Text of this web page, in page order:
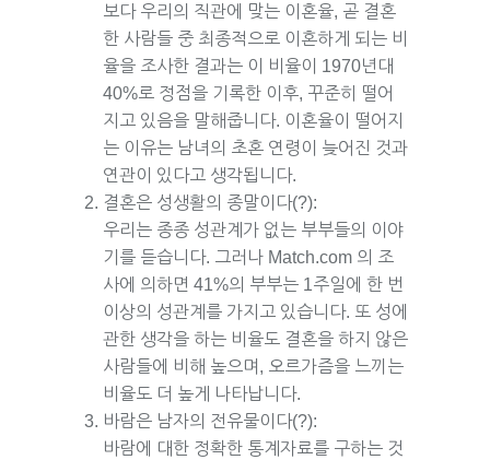
보다 우리의 직관에 맞는 이혼율, 곧 결혼
한 사람들 중 최종적으로 이혼하게 되는 비
율을 조사한 결과는 이 비율이 1970년대
40%로 정점을 기록한 이후, 꾸준히 떨어
지고 있음을 말해줍니다. 이혼율이 떨어지
는 이유는 남녀의 초혼 연령이 늦어진 것과
연관이 있다고 생각됩니다.
결혼은 성생활의 종말이다(?):
우리는 종종 성관계가 없는 부부들의 이야
기를 듣습니다. 그러나 Match.com 의 조
사에 의하면 41%의 부부는 1주일에 한 번
이상의 성관계를 가지고 있습니다. 또 성에
관한 생각을 하는 비율도 결혼을 하지 않은
사람들에 비해 높으며, 오르가즘을 느끼는
비율도 더 높게 나타납니다.
바람은 남자의 전유물이다(?):
바람에 대한 정확한 통계자료를 구하는 것